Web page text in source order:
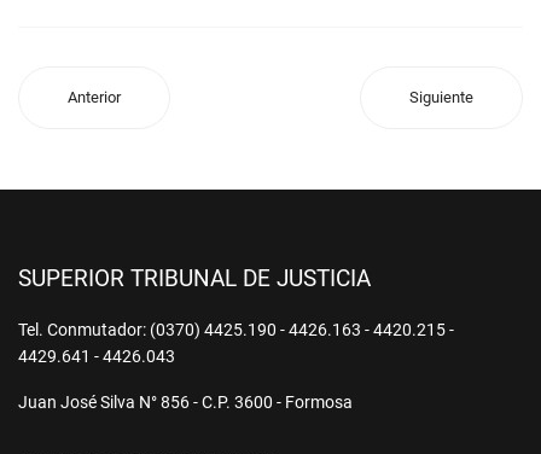
Anterior Siguiente
SUPERIOR TRIBUNAL DE JUSTICIA
Tel. Conmutador: (0370) 4425.190 - 4426.163 - 4420.215 -
4429.641 - 4426.043
Juan José Silva N° 856 - C.P. 3600 - Formosa